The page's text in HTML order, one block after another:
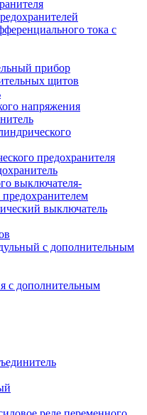
тока с
прибор
щитов
напряжения
предохранителя
выключателя-
выключатель
с дополнительным
с дополнительным